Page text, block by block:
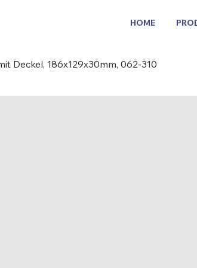
HOME
Deckel, 186x129x30mm, 062-310